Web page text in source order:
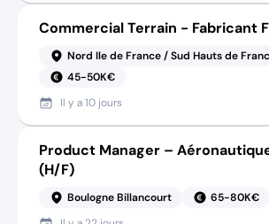
Commercial Terrain - Fabricant
Nord Ile de France / Sud Hauts de
45-50K€
Il y a10 jours
Product Manager –
(H/F)
Boulogne Billancourt
65-80K€